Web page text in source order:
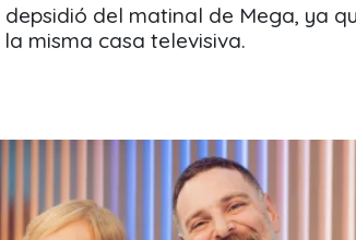
del matinal de Mega, ya
misma casa televisiva.